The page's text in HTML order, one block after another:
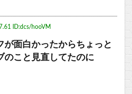
ID:dcs/hooVM
が面白かったからちょっと
のこと見直してたのに